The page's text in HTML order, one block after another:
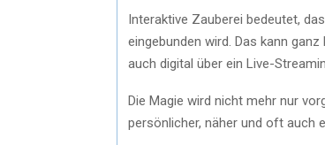
Interaktive Zauberei bedeutet,
eingebunden wird. Das kann
auch digital über ein Live-
Die Magie wird nicht mehr nur
persönlicher, näher und oft auch